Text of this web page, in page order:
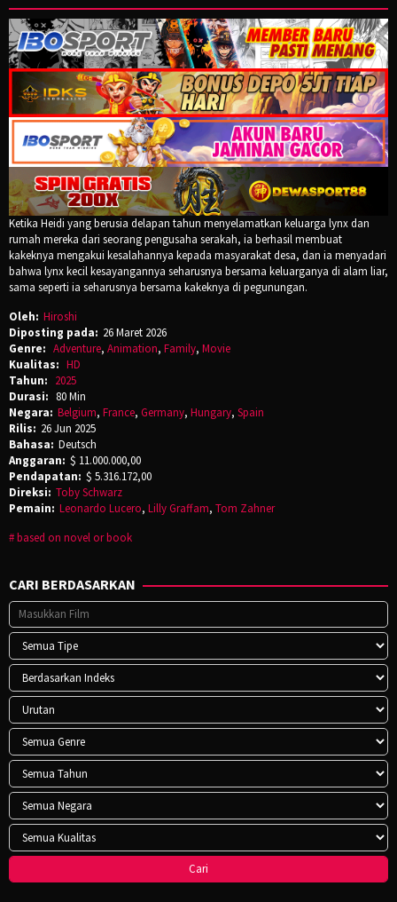
Ketika Heidi yang berusia delapan tahun menyelamatkan keluarga lynx dan
rumah mereka dari seorang pengusaha serakah, ia berhasil membuat
kakeknya mengakui kesalahannya kepada masyarakat desa, dan ia menyadari
bahwa lynx kecil kesayangannya seharusnya bersama keluarganya di alam liar,
sama seperti ia seharusnya bersama kakeknya di pegunungan.
Oleh: Hiroshi
Diposting pada: 26 Maret 2026
Genre: Adventure, Animation, Family, Movie
Kualitas: HD
Tahun: 2025
Durasi: 80 Min
Negara: Belgium, France, Germany, Hungary, Spain
Rilis: 26 Jun 2025
Bahasa: Deutsch
Anggaran: $ 11.000.000,00
Pendapatan: $ 5.316.172,00
Direksi: Toby Schwarz
Pemain: Leonardo Lucero, Lilly Graffam, Tom Zahner
based on novel or book
CARI BERDASARKAN